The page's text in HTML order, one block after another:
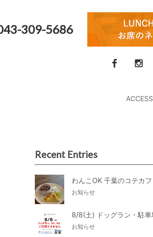
309-5686
ACCESS
Recent Entries
お知らせ
お知らせ